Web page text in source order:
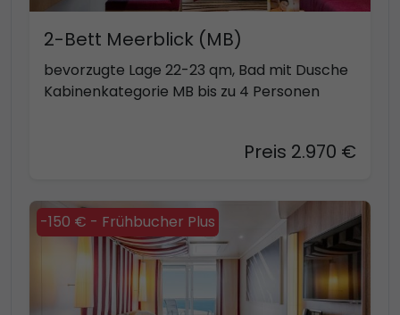
2-Bett Meerblick (MB)
bevorzugte Lage 22-23 qm, Bad mit Dusche
Kabinenkategorie MB bis zu 4 Personen
Preis 2.970 €
-150 € - Frühbucher Plus